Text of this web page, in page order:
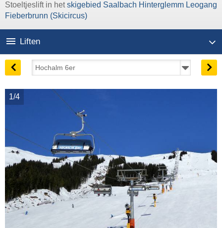
Stoeltjeslift in hetskigebied Saalbach Hinterglemm Leogang
Fieberbrunn (Skicircus)
Liften
1/4